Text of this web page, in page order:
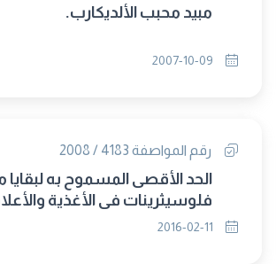
مبيد محبب الألديكارب.
رقم المواصفة 4183 / 2008
الحد الأقصى المسموح به لبقايا
فلوسيثرينات فى الأغذية